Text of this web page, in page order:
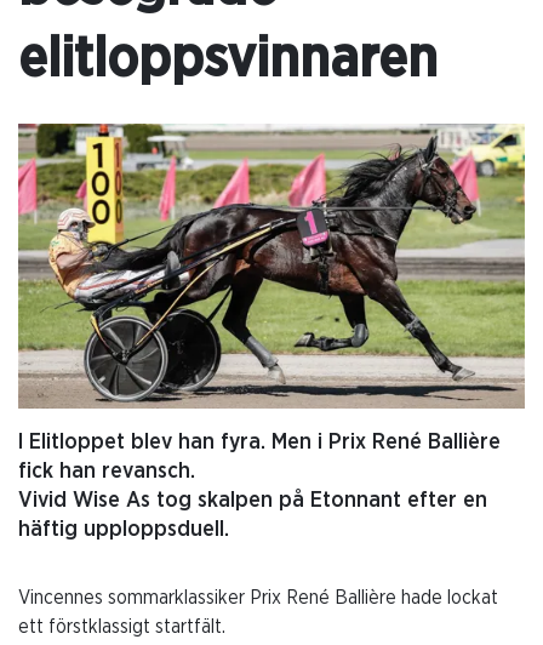
elitloppsvinnaren
I Elitloppet blev han fyra. Men i Prix René Ballière
fick han revansch.
Vivid Wise As tog skalpen på Etonnant efter en
häftig upploppsduell.
Vincennes sommarklassiker Prix René Ballière hade lockat
ett förstklassigt startfält.